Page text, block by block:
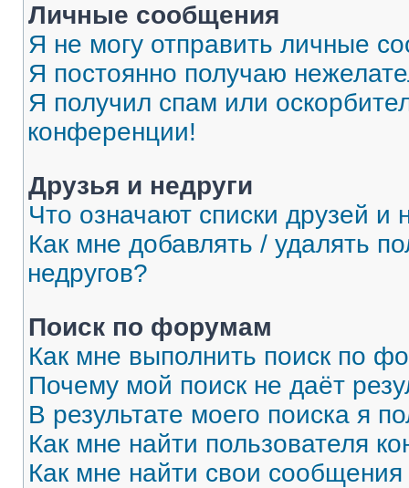
Личные сообщения
Я не могу отправить личные
Я постоянно получаю
Я получил спам или
конференции!
Друзья и недруги
Что означают списки друзей и
Как мне добавлять / удалять
недругов?
Поиск по форумам
Как мне выполнить поиск по
Почему мой поиск не даёт
В результате моего поиска я
Как мне найти пользователя
Как мне найти свои